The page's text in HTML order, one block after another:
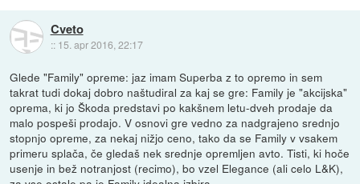
Cveto
:: 15. apr 2016, 22:17
Glede "Family" opreme: jaz imam Superba z to opremo in sem
takrat tudi dokaj dobro naštudiral za kaj se gre: Family je "akcijska"
oprema, ki jo Škoda predstavi po kakšnem letu-dveh prodaje da
malo pospeši prodajo. V osnovi gre vedno za nadgrajeno srednjo
stopnjo opreme, za nekaj nižjo ceno, tako da se Family v vsakem
primeru splača, če gledaš nek srednje opremljen avto. Tisti, ki hoče
usenje in bež notranjost (recimo), bo vzel Elegance (ali celo L&K),